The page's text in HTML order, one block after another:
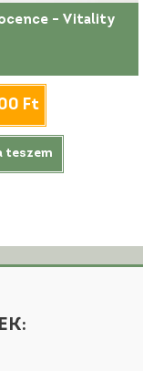
– Vitality
Ft
teszem